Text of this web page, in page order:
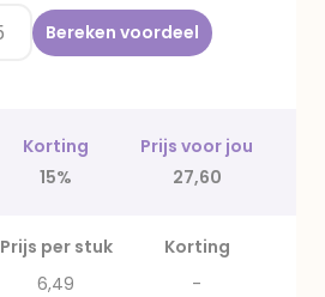
Bereken voordeel
Korting
Prijs voor jou
15% 27,60
Prijs per stuk
Korting
6,49
-